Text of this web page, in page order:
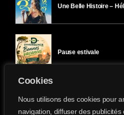
Cookies
Nous utilisons des cookies pour
navigation, diffuser des
Une Belle Histoire –
Pause estivale